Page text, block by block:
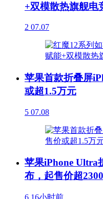
+双模散热旗舰电
2 07.07
苹果首款折叠屏
或超1.5万元
5 07.08
苹果iPhone Ultra
布，起售价超
6 16小时前